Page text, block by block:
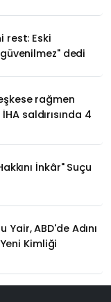
rest: Eski
dedi
rağmen
saldırısında 4
İnkâr" Suçu
ABD'de Adını
Kimliği